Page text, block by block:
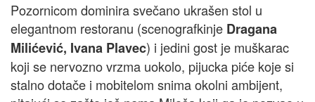
Pozornicom dominira svečano ukrašen stol u
elegantnom restoranu (scenografkinje Dragana
Milićević, Ivana Plavec) i jedini gost je muškarac
koji se nervozno vrzma uokolo, pijucka piće koje si
stalno dotače i mobitelom snima okolni ambijent,